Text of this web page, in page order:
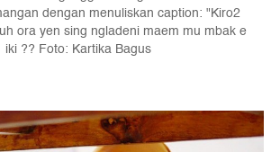
dengan menuliskan caption: "Kiro2
ora yen sing ngladeni maem mu mbak e
iki ?? Foto: Kartika Bagus